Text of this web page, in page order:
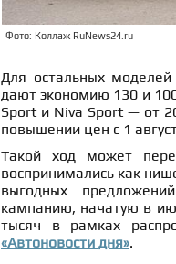
Фото: Коллаж RuNews24.ru
Для остальных
дают экономию 130 и
Sport и Niva Sport — от
повышении цен с 1
Такой ход может
воспринимались как
выгодных
кампанию, начатую в
тысяч в рамках
«Автоновости дня».